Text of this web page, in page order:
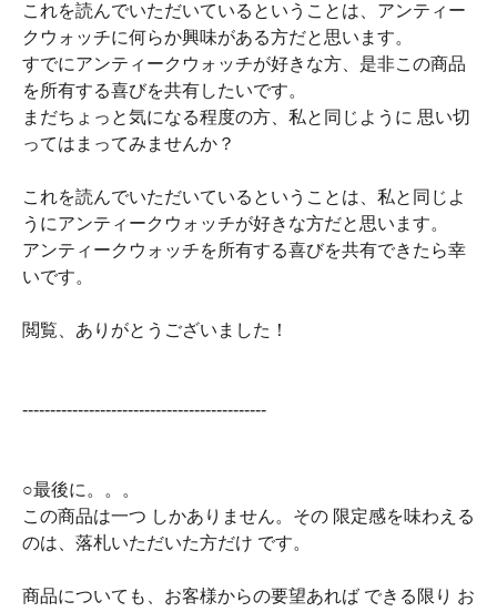
これを読んでいただいているということは、アンティー
クウォッチに何らか興味がある方だと思います。
すでにアンティークウォッチが好きな方、是非この商品
を所有する喜びを共有したいです。
まだちょっと気になる程度の方、私と同じように 思い切
ってはまってみませんか？
これを読んでいただいているということは、私と同じよ
うにアンティークウォッチが好きな方だと思います。
アンティークウォッチを所有する喜びを共有できたら幸
いです。
閲覧、ありがとうございました！
--------------------------------------------
○最後に。。。
この商品は一つ しかありません。その 限定感を味わえる
のは、落札いただいた方だけ です。
商品についても、お客様からの要望あれば できる限り お